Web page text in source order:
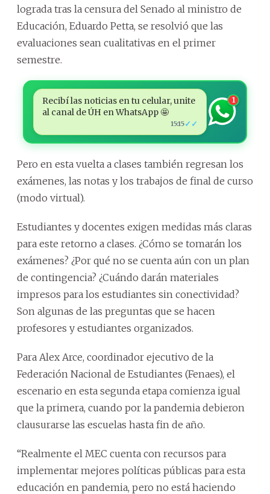
lograda tras la censura del Senado al ministro de
Educación, Eduardo Petta, se resolvió que las
evaluaciones sean cualitativas en el primer
semestre.
Recibí las noticias en tu celular, unite
al canal de ÚH en WhatsApp 🤩
15:15✓✓
1
Pero en esta vuelta a clases también regresan los
exámenes, las notas y los trabajos de final de curso
(modo virtual).
Estudiantes y docentes exigen medidas más claras
para este retorno a clases. ¿Cómo se tomarán los
exámenes? ¿Por qué no se cuenta aún con un plan
de contingencia? ¿Cuándo darán materiales
impresos para los estudiantes sin conectividad?
Son algunas de las preguntas que se hacen
profesores y estudiantes organizados.
Para Alex Arce, coordinador ejecutivo de la
Federación Nacional de Estudiantes (Fenaes), el
escenario en esta segunda etapa comienza igual
que la primera, cuando por la pandemia debieron
clausurarse las escuelas hasta fin de año.
“Realmente el MEC cuenta con recursos para
implementar mejores políticas públicas para esta
educación en pandemia, pero no está haciendo